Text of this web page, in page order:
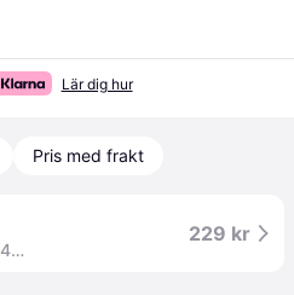
Lär dig hur
Pris med frakt
Oasis: Definitely maybe 1994 (30th anniversary)
229 kr